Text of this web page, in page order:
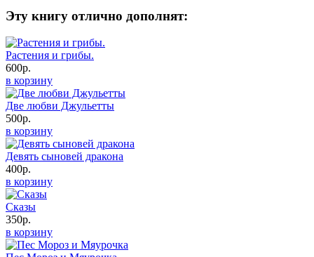
Эту книгу отлично дополнят:
Растения и грибы.
600р.
в корзину
Две любви Джульетты
500р.
в корзину
Девять сыновей дракона
400р.
в корзину
Сказы
350р.
в корзину